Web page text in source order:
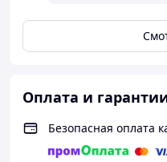
Оплата и
Безопасная оплата